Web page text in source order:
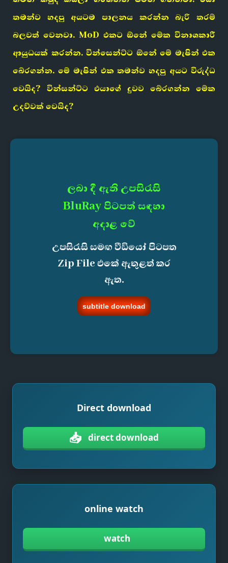
තමන්ව හදපු අයටම පාලනය කරන්න බැරි තරම්
බලවත් වෙනවා. MoD එකට ඕනේ මේක විනාශකාරී
ආයුධයක් කරන්න. වින්සෙන්ට්ට ඕනේ මේ මැෂින් එක
බේරගන්න. මේ මැෂින් එක තමන්ව හදපු අයට විරුද්ධ
වෙයිද? වින්සන්ට්ට එයාගේ දුවව බේරගන්න මේක
උදව්වක් වෙයිද?
ලබා දී ඇති උපසිරැසි
BluRay පිටපත් සඳහා
අදාළ වේ
උපසිරැසි සමඟ වීඩියෝ පිටපත
Zip File එකේ ඇතුළත් කර
ඇත.
subtitle download
Direct download
📥 direct download
online watch
watch